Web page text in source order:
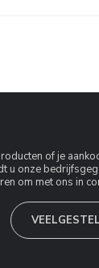
of je
u onze
om met ons in